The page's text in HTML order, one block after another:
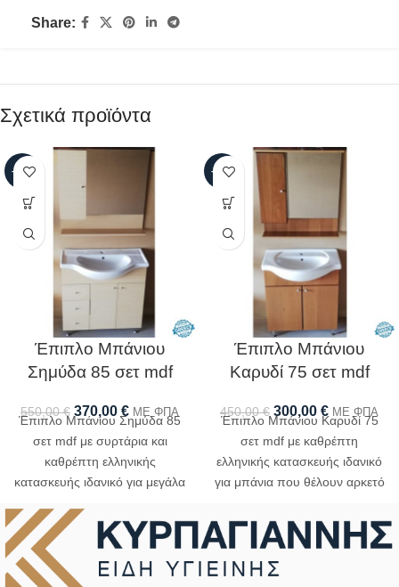
Share:
Σχετικά προϊόντα
-33%
Έπιπλο Μπάνιου
Σημύδα 85 σετ mdf
550,00€ 370,00 € ΜΕ ΦΠΑ
Έπιπλο Μπάνιου Σημύδα 85
σετ mdf με συρτάρια και
καθρέπτη ελληνικής
κατασκευής ιδανικό για μεγάλα
αποθήκευσης
-33%
Έπιπλο Μπάνιου
Καρυδί 75 σετ mdf
450,00€ 300,00 € ΜΕ ΦΠΑ
Έπιπλο Μπάνιου Καρυδί 75
σετ mdf με καθρέπτη
ελληνικής κατασκευής ιδανικό
για μπάνια που θέλουν αρκετό